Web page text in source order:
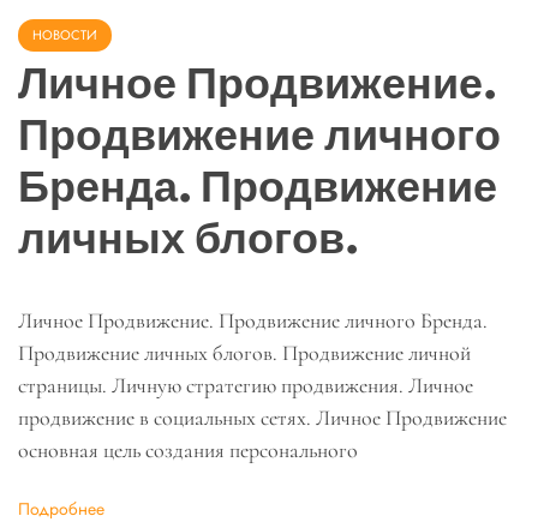
НОВОСТИ
Личное Продвижение.
Продвижение личного
Бренда. Продвижение
личных блогов.
Личное Продвижение. Продвижение личного Бренда.
Продвижение личных блогов. Продвижение личной
страницы. Личную стратегию продвижения. Личное
продвижение в социальных сетях. Личное Продвижение
основная цель создания персонального
Подробнее